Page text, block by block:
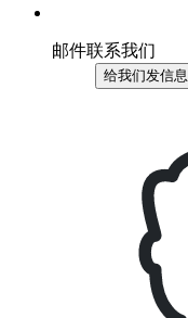
邮件联系我们
给我们发信息